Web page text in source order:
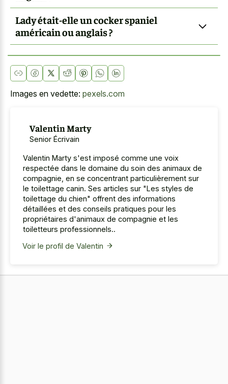
Lady était-elle un cocker spaniel
américain ou anglais ?
Images en vedette: pexels.com
Valentin Marty
Senior Écrivain
Valentin Marty s'est imposé comme une voix
respectée dans le domaine du soin des animaux de
compagnie, en se concentrant particulièrement sur
le toilettage canin. Ses articles sur "Les styles de
toilettage du chien" offrent des informations
détaillées et des conseils pratiques pour les
propriétaires d'animaux de compagnie et les
toiletteurs professionnels..
Voir le profil de Valentin